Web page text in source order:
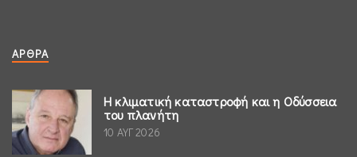
ΆΡΘΡΑ
Η κλιματική καταστροφή και η Οδύσσεια
του πλανήτη
10 ΑΥΓ 2026